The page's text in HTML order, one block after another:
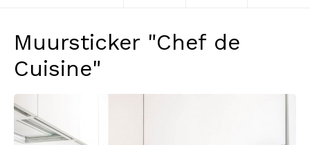
Muursticker "Chef de
Cuisine"